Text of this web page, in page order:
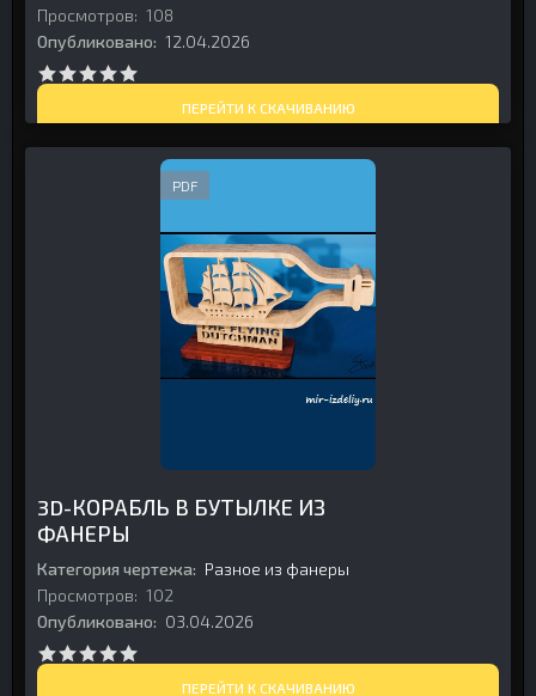
Просмотров: 108
Опубликовано: 12.04.2026
ПЕРЕЙТИ К СКАЧИВАНИЮ
PDF
3D-КОРАБЛЬ В БУТЫЛКЕ ИЗ
ФАНЕРЫ
Категория чертежа: Разное из фанеры
Просмотров: 102
Опубликовано: 03.04.2026
ПЕРЕЙТИ К СКАЧИВАНИЮ